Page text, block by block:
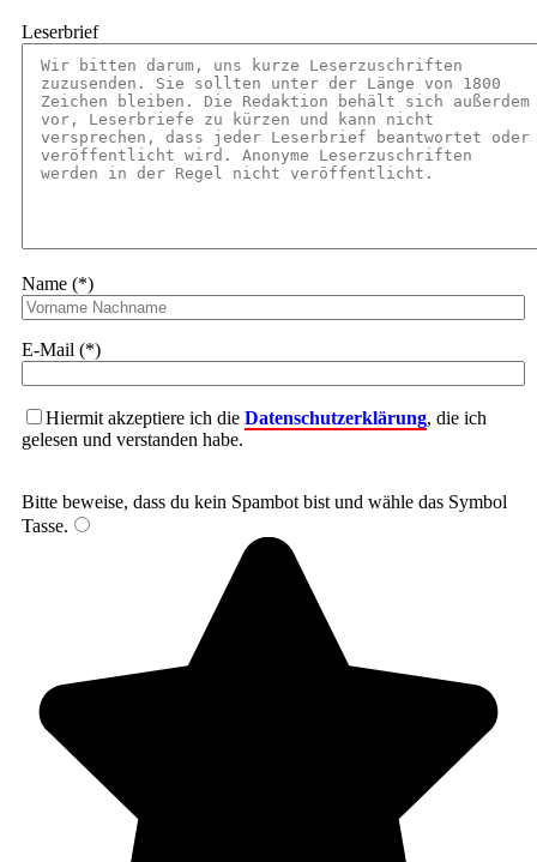
Leserbrief
Name (*)
E-Mail (*)
Hiermit akzeptiere ich die Datenschutzerklärung, die ich
gelesen und verstanden habe.
Bitte beweise, dass du kein Spambot bist und wähle das Symbol
Tasse.